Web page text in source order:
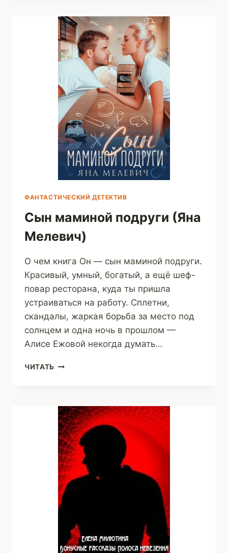
ФАНТАСТИЧЕСКИЙ ДЕТЕКТИВ
Сын маминой подруги (Яна
Мелевич)
О чем книга Он — сын маминой подруги.
Красивый, умный, богатый, а ещё шеф-
повар ресторана, куда ты пришла
устраиваться на работу. Сплетни,
скандалы, жаркая борьба за место под
солнцем и одна ночь в прошлом —
Алисе Ежовой некогда думать…
ЧИТАТЬ СЫН
МЕЛЕВИЧ)